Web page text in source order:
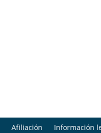
Afiliación Información